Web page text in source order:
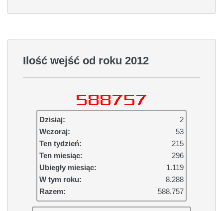
Ilość wejść od roku 2012
Dzisiaj:
2
Wczoraj:
53
Ten tydzień:
215
Ten miesiąc:
296
Ubiegły miesiąc:
1.119
W tym roku:
8.288
Razem:
588.757